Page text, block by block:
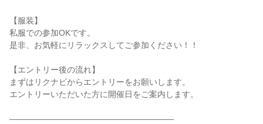
【服装】
私服での参加OKです。
是非、お気軽にリラックスしてご参加ください！！
【エントリー後の流れ】
まずはリクナビからエントリーをお願いします。
エントリーいただいた方に開催日をご案内します。
――――――――――――――――――――